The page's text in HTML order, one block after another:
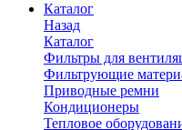
Каталог
Назад
Каталог
Фильтры для
Фильтрующие
Приводные ремни
Кондиционеры
Тепловое